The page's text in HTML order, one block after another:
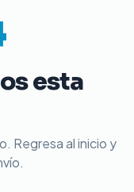
esta
Regresa al inicio y